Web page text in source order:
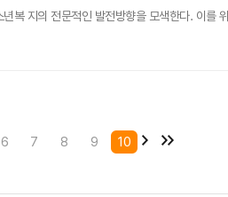
복 지의 전문적인 발전방향을 모색한다. 이를
6 7 8 9 10